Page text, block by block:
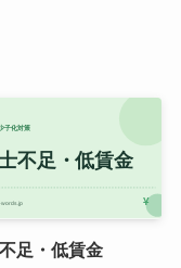
足・低賃金